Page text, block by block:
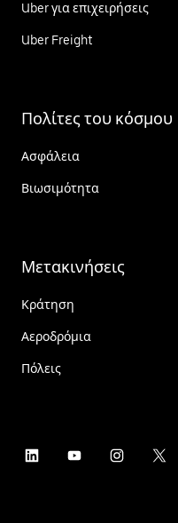
Uber για επιχειρήσεις
Uber Freight
Πολίτες του κόσμου
Ασφάλεια
Βιωσιμότητα
Μετακινήσεις
Κράτηση
Αεροδρόμια
Πόλεις